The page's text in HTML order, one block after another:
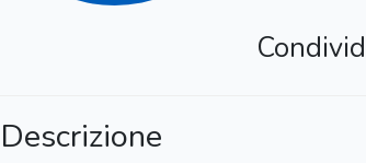
Descrizione